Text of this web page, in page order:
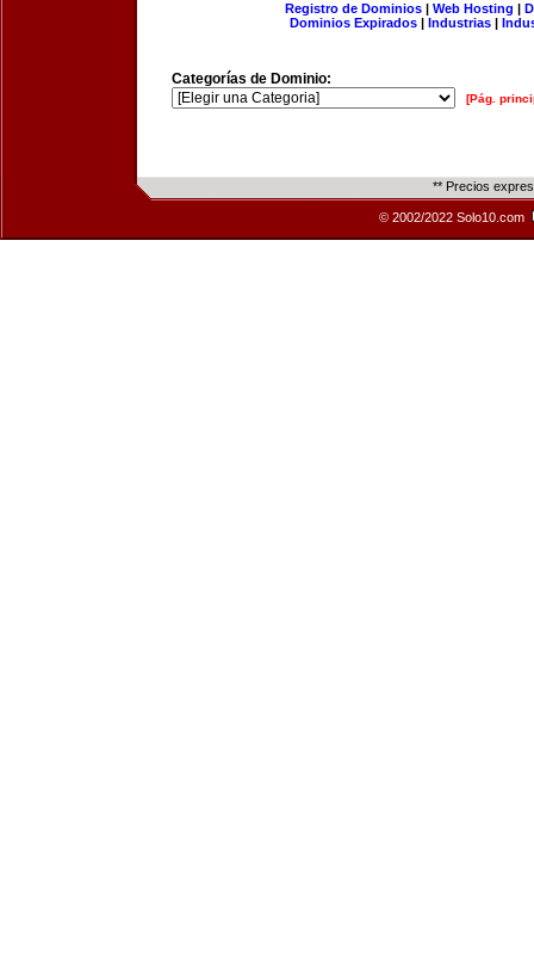
Registro de Dominios| Web Hosting |
Dominios Expirados | Industrias |
Categorías de Dominio:
[Pág.
** Precios
© 2002/2022 Solo10.com